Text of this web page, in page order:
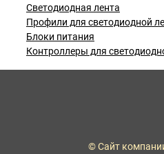
Светодиодная лента
Профили для светодиодной
Блоки питания
Контроллеры для
© Сайт